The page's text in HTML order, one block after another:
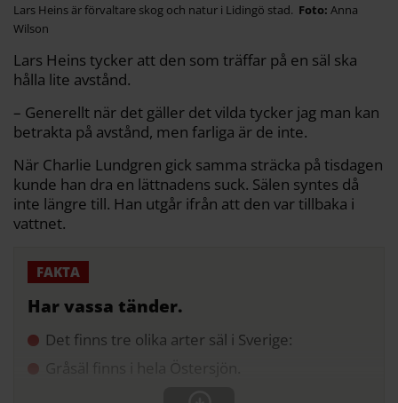
Lars Heins är förvaltare skog och natur i Lidingö stad.
Anna
Wilson
Lars Heins tycker att den som träffar på en säl ska
hålla lite avstånd.
– Generellt när det gäller det vilda tycker jag man kan
betrakta på avstånd, men farliga är de inte.
När Charlie Lundgren gick samma sträcka på tisdagen
kunde han dra en lättnadens suck. Sälen syntes då
inte längre till. Han utgår ifrån att den var tillbaka i
vattnet.
Har vassa tänder.
Det finns tre olika arter säl i Sverige:
Gråsäl finns i hela Östersjön.